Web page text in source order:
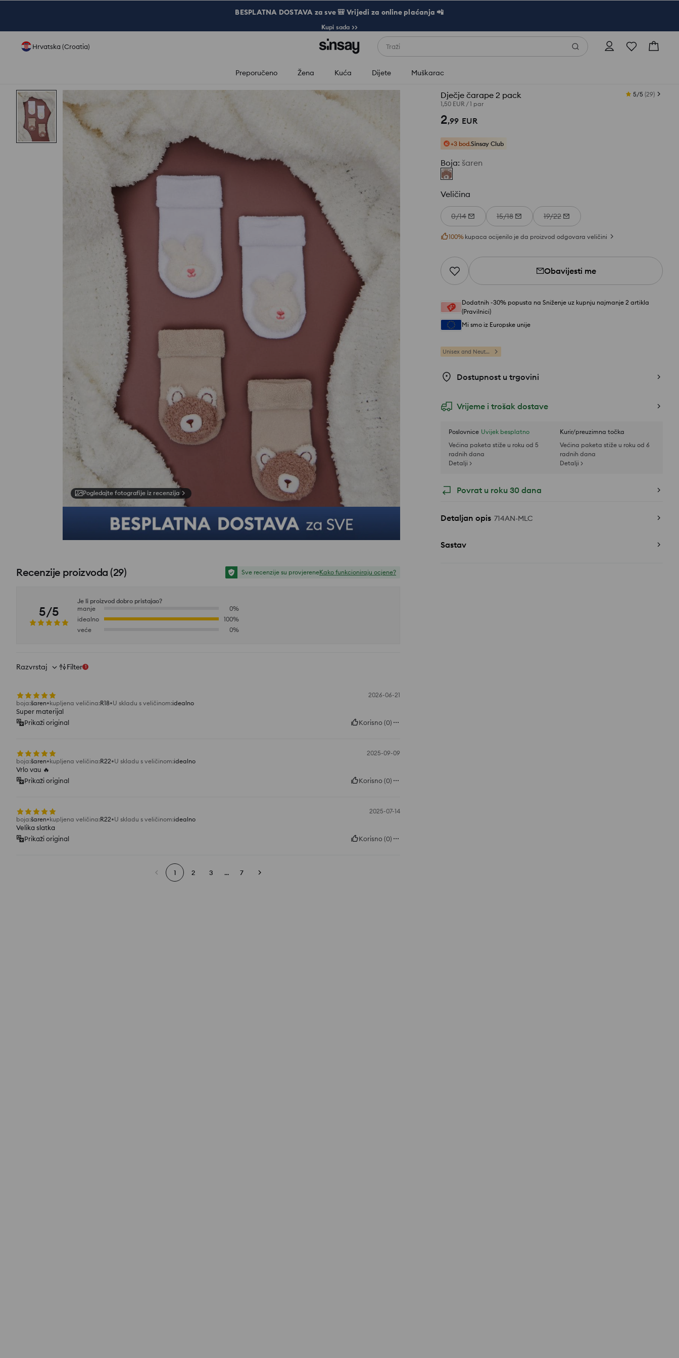
BESPLATNA DOSTAVA za sve 🎒 Vrijedi za online plaćanja 📲
Kupi sada >>
Hrvatska (Croatia) Traži
Preporučeno Žena Kuća Dijete Muškarac
Dječje čarape 2 pack
1,50 EUR /1 par
5/5 (29)
2,99 EUR
+3 bod.Sinsay Club
Boja: šaren
Veličina
0/14 15/18 19/22
100% kupaca ocijenilo je da proizvod odgovara veličini
Obavijesti me
Dodatnih -30% popusta na Sniženje uz kupnju najmanje 2 artikla
(Pravilnici)
Mi smo iz Europske unije
Unisex and Neutral
Dostupnost u trgovini
Vrijeme i trošak dostave
Poslovnice Uvijek besplatno
Većina paketa stiže u roku od 5
radnih dana
Detalji >
Kurir/preuzimna točka
Većina paketa stiže u roku od 6
radnih dana
Detalji >
Povrat u roku 30 dana
Detaljan opis 714AN-MLC
Sastav
Pogledajte fotografije iz recenzija
Recenzije proizvoda (29) Sve recenzije su provjereneKako funkcioniraju ocjene?
5/5
Je li proizvod dobro pristajao?
manje
0%
idealno
100%
veće
0%
Razvrstaj Filter 1
2026-06-21
boja:šaren kupljena veličina:R18 U skladu s veličinom:idealno
Super materijal
Prikaži original
Korisno(0)
2025-09-09
boja:šaren kupljena veličina:R22 U skladu s veličinom:idealno
Vrlo vau 🔥
Prikaži original
Korisno(0)
2025-07-14
boja:šaren kupljena veličina:R22 U skladu s veličinom:idealno
Velika slatka
Prikaži original
Korisno(0)
1 2 3 ... 7